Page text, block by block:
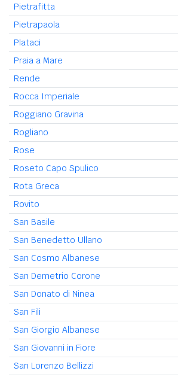
Pietrafitta
Pietrapaola
Plataci
Praia a Mare
Rende
Rocca Imperiale
Roggiano Gravina
Rogliano
Rose
Roseto Capo Spulico
Rota Greca
Rovito
San Basile
San Benedetto Ullano
San Cosmo Albanese
San Demetrio Corone
San Donato di Ninea
San Fili
San Giorgio Albanese
San Giovanni in Fiore
San Lorenzo Bellizzi